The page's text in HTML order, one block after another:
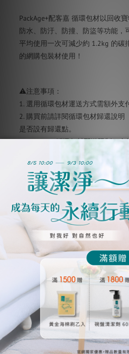
PackAge+配客嘉 循環包材以回收
防水、防汙、防撞、防盜等功能，
平均使用一次可減少約 1.2kg 的碳
的網購包裝材使用！
⚠注意事項：
1. 選用循環包材運送方式需額外支
2. 購買前請詳閱循環包材歸還說明
是否設有歸還點。
3. PackAge+循環包材配送限制：
購、桶裝組合。下單前請先確認
4. 購買前請詳閱「循環包材歸還說明
PackAge+循環包裝 既視為同意配
唷！
5. 若商品已出貨、運送過程中，要
不退還已使用的優惠。
了解更多
── 客戶服務 ──